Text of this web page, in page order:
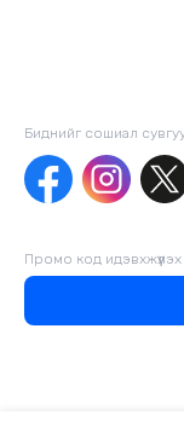
Биднийг сошиал
Промо код идэвхжүүлэх